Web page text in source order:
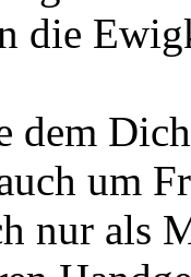
die
dem
um
nur als